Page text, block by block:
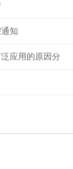
知
应用的原因分